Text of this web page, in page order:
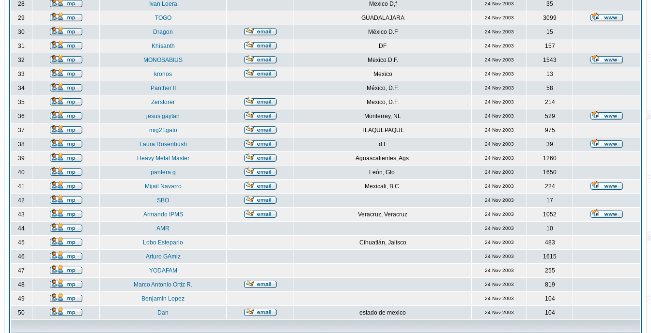
28 Ivan Loera Mexico D,f 24 Nov 2003 35
29 TOGO GUADALAJARA 24 Nov 2003 3099
30 Dragon México D.F 24 Nov 2003 15
31 Khisanth DF 24 Nov 2003 157
32 MONOSABIUS Mexico D.F. 24 Nov 2003 1543
33 kronos Mexico 24 Nov 2003 13
34 Panther II México, D.F. 24 Nov 2003 58
35 Zerstorer Mexico, D.F. 24 Nov 2003 214
36 jesus gaytan Monterrey, NL 24 Nov 2003 529
37 mig21gato TLAQUEPAQUE 24 Nov 2003 975
38 Laura Rosenbush d.f. 24 Nov 2003 39
39 Heavy Metal Master Aguascalientes, Ags. 24 Nov 2003 1260
40 pantera g León, Gto. 24 Nov 2003 1650
41 Mijail Navarro Mexicali, B.C. 24 Nov 2003 224
42 SBO 24 Nov 2003 17
43 Armando IPMS Veracruz, Veracruz 24 Nov 2003 1052
44 AMR 24 Nov 2003 10
45 Lobo Estepario Cihuatlán, Jalisco 24 Nov 2003 483
46 Arturo GAmiz 24 Nov 2003 1615
47 YODAFAM 24 Nov 2003 255
48 Marco Antonio Ortiz R. 24 Nov 2003 819
49 Benjamin Lopez 24 Nov 2003 104
50 Dan estado de mexico 24 Nov 2003 104